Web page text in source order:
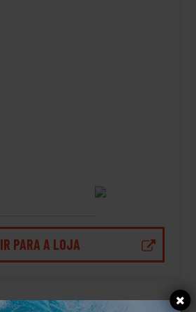
IR PARA A LOJA